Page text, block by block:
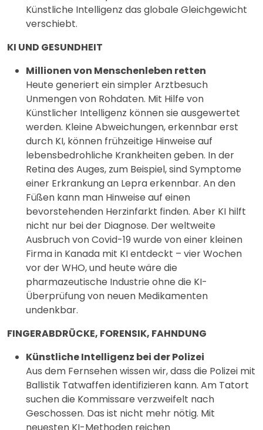
Künstliche Intelligenz das globale Gleichgewicht
verschiebt.
KI UND GESUNDHEIT
Millionen von Menschenleben retten
Heute generiert ein simpler Arztbesuch
Unmengen von Rohdaten. Mit Hilfe von
Künstlicher Intelligenz können sie ausgewertet
werden. Kleine Abweichungen, erkennbar erst
durch KI, können frühzeitige Hinweise auf
lebensbedrohliche Krankheiten geben. In der
Retina des Auges, zum Beispiel, sind Symptome
einer Erkrankung an Lepra erkennbar. An den
Füßen kann man Hinweise auf einen
bevorstehenden Herzinfarkt finden. Aber KI hilft
nicht nur bei der Diagnose. Der weltweite
Ausbruch von Covid-19 wurde von einer kleinen
Firma in Kanada mit KI entdeckt – vier Wochen
vor der WHO, und heute wäre die
pharmazeutische Industrie ohne die KI-
Überprüfung von neuen Medikamenten
undenkbar.
FINGERABDRÜCKE, FORENSIK, FAHNDUNG
Künstliche Intelligenz bei der Polizei
Aus dem Fernsehen wissen wir, dass die Polizei mit
Ballistik Tatwaffen identifizieren kann. Am Tatort
suchen die Kommissare verzweifelt nach
Geschossen. Das ist nicht mehr nötig. Mit